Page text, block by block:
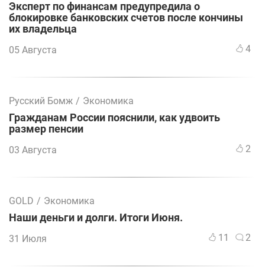
Эксперт по финансам предупредила о
блокировке банковских счетов после кончины
их владельца
05 Августа 4
Русский Бомж / Экономика
Гражданам России пояснили, как удвоить
размер пенсии
03 Августа 2
GOLD / Экономика
Наши деньги и долги. Итоги Июня.
31 Июля 11 2